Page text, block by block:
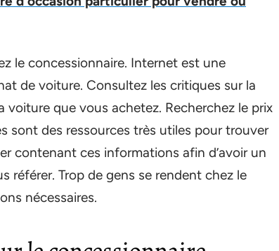
le concessionnaire. Internet est une
de voiture. Consultez les critiques sur la
que vous achetez. Recherchez le prix
sont des ressources très utiles pour trouver
contenant ces informations afin d’avoir un
référer. Trop de gens se rendent chez le
nécessaires.